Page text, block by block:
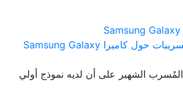
تعرف على احدث التسريبات حول كاميرا Samsung Galaxy
أعلن Ice Universe المُسرب الشهير على أن لديه نموذج أولي